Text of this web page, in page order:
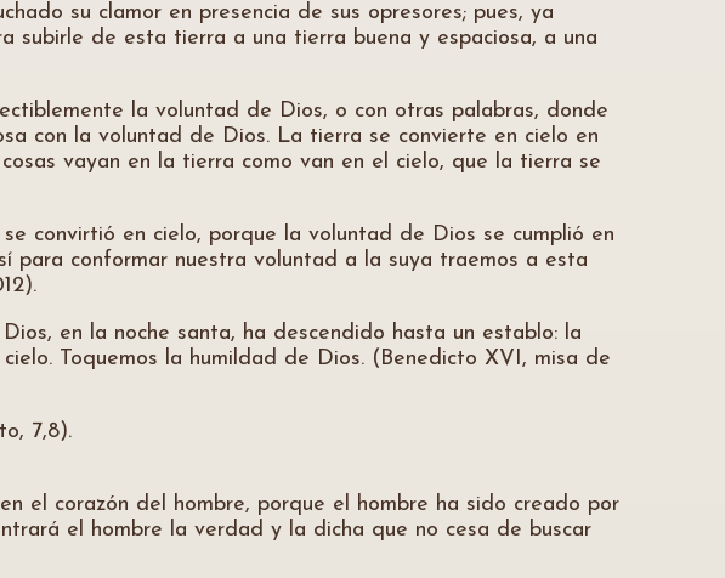
su clamor en presencia de sus opresores; pues, ya
subirle de esta tierra a una tierra buena y espaciosa, a una
la voluntad de Dios, o con otras palabras, donde
con la voluntad de Dios. La tierra se convierte en cielo en
vayan en la tierra como van en el cielo, que la tierra se
convirtió en cielo, porque la voluntad de Dios se cumplió en
para conformar nuestra voluntad a la suya traemos a esta
en la noche santa, ha descendido hasta un establo: la
Toquemos la humildad de Dios. (Benedicto XVI, misa de
7,8).
el corazón del hombre, porque el hombre ha sido creado por
el hombre la verdad y la dicha que no cesa de buscar